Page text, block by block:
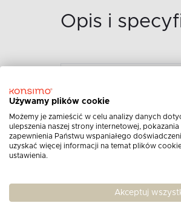
Opis i
Opis produktu:
Stolik ogrodowy
minimalistyczną
Używamy plików cookie
Możemy je zamieścić w celu analizy danych
ulepszenia naszej strony internetowej,
zapewnienia Państwu wspaniałego
uzyskać więcej informacji na temat plików
ustawienia.
Akceptuj